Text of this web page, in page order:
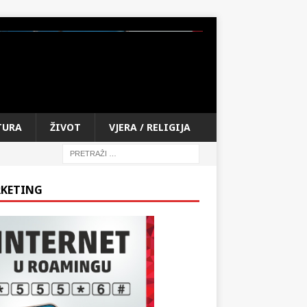
ŽIVOT VJERA / RELIGIJA